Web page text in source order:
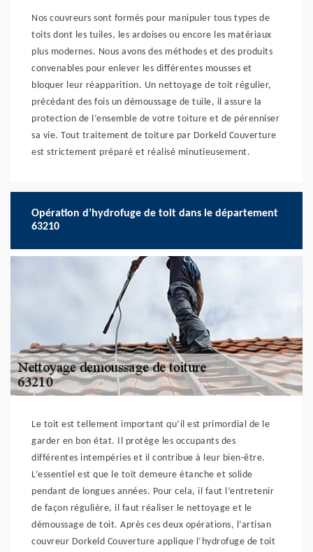
Nos couvreurs sont formés pour manipuler tous types de
toits dont les tuiles, les ardoises ou encore les matériaux
plus modernes. Nous avons des méthodes et des produits
convenables pour enlever les différentes mousses et
bloquer leur réapparition. Un nettoyage de toit régulier,
précédant des fois un démoussage de tuile, il assure la
protection de l’ensemble de votre toiture et de pérenniser
sa vie. Tout traitement de toiture par Dorkeld Couverture
est strictement préparé et réalisé minutieusement.
Opération d’hydrofuge de toit dans le département
63210
Le toit est tellement important qu’il est primordial de le
garder en bon état. Il protège les occupants des
différentes intempéries et il contribue à leur bien-être.
L’essentiel est que le toit demeure étanche et solide
pendant de longues années. Pour cela, il faut l’entretenir
de façon régulière, il faut réaliser le nettoyage et le
démoussage de toit. Après ces deux opérations, l’artisan
couvreur Dorkeld Couverture applique l’hydrofuge de toit